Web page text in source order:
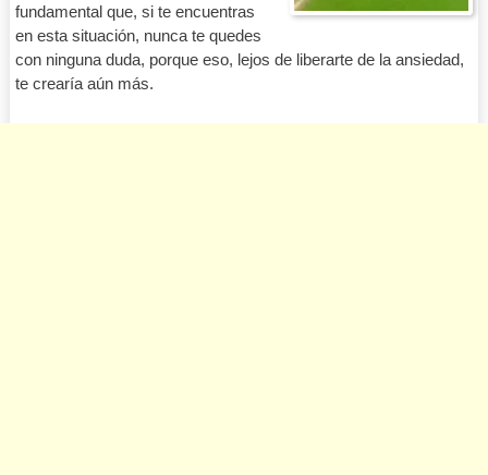
fundamental que, si te encuentras
en esta situación, nunca te quedes
con ninguna duda, porque eso, lejos de liberarte de la ansiedad,
te crearía aún más.